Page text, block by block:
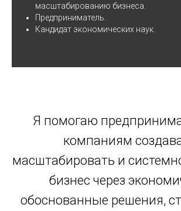
масштабированию бизнеса.
Предприниматель.
Кандидат экономических наук.
Я помогаю
компаниям
масштабировать и
бизнес через
обоснованные решения,